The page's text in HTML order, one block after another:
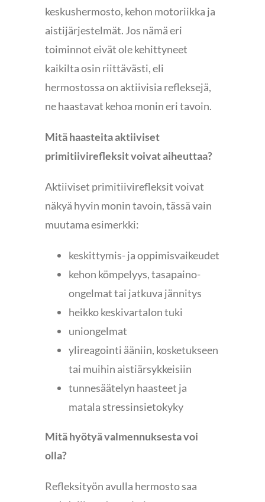
keskushermosto, kehon motoriikka ja
aistijärjestelmät. Jos nämä eri
toiminnot eivät ole kehittyneet
kaikilta osin riittävästi, eli
hermostossa on aktiivisia refleksejä,
ne haastavat kehoa monin eri tavoin.
Mitä haasteita aktiiviset
primitiivirefleksit voivat aiheuttaa?
Aktiiviset primitiivirefleksit voivat
näkyä hyvin monin tavoin, tässä vain
muutama esimerkki:
keskittymis- ja oppimisvaikeudet
kehon kömpelyys, tasapaino-
ongelmat tai jatkuva jännitys
heikko keskivartalon tuki
uniongelmat
ylireagointi ääniin, kosketukseen
tai muihin aistiärsykkeisiin
tunnesäätelyn haasteet ja
matala stressinsietokyky
Mitä hyötyä valmennuksesta voi
olla?
Refleksityön avulla hermosto saa